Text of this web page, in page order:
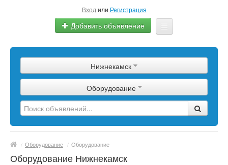
Вход или Регистрация
Добавить объявление
Сырье
Изделия
Оборудование
Еще
Нижнекамск
Оборудование
/ Оборудование / Оборудование
Оборудование Нижнекамск